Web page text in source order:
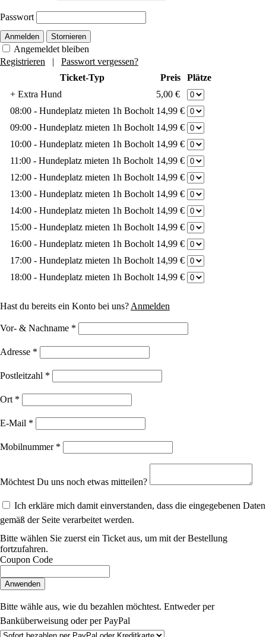
Passwort
Anmelden Stornieren
Angemeldet bleiben
Registrieren
|
Passwort vergessen?
Ticket-Typ
Preis
Plätze
+ Extra Hund
5,00 €
08:00 - Hundeplatz mieten 1h Bocholt 14,99 €
09:00 - Hundeplatz mieten 1h Bocholt 14,99 €
10:00 - Hundeplatz mieten 1h Bocholt 14,99 €
11:00 - Hundeplatz mieten 1h Bocholt 14,99 €
12:00 - Hundeplatz mieten 1h Bocholt 14,99 €
13:00 - Hundeplatz mieten 1h Bocholt 14,99 €
14:00 - Hundeplatz mieten 1h Bocholt 14,99 €
15:00 - Hundeplatz mieten 1h Bocholt 14,99 €
16:00 - Hundeplatz mieten 1h Bocholt 14,99 €
17:00 - Hundeplatz mieten 1h Bocholt 14,99 €
18:00 - Hundeplatz mieten 1h Bocholt 14,99 €
Hast du bereits ein Konto bei uns? Anmelden
Vor- & Nachname *
Adresse *
Postleitzahl *
Ort *
E-Mail *
Mobilnummer *
Möchtest Du uns noch etwas mitteilen?
Ich erkläre mich damit einverstanden, dass die eingegebenen Daten
gemäß der Seite verarbeitet werden.
Bitte wählen Sie zuerst ein Ticket aus, um mit der Bestellung
fortzufahren.
Coupon Code
Anwenden
Bitte wähle aus, wie du bezahlen möchtest. Entweder per
Banküberweisung oder per PayPal